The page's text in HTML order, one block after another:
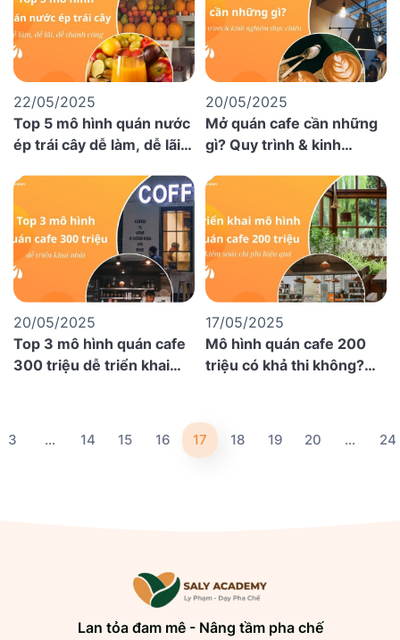
22/05/2025
Top 5 mô hình quán nước
ép trái cây dễ làm, dễ lãi,
20/05/2025
Mở quán cafe cần những
gì? Quy trình & kinh
20/05/2025
Top 3 mô hình quán cafe
300 triệu dễ triển khai
17/05/2025
Mô hình quán cafe 200
triệu có khả thi không?
3 … 14 15 16 17 18 19 20 … 24
Lan tỏa đam mê - Nâng tầm pha chế